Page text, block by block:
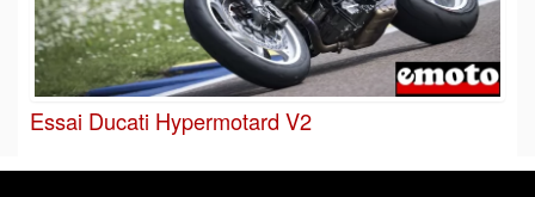
Essai Ducati Hypermotard V2